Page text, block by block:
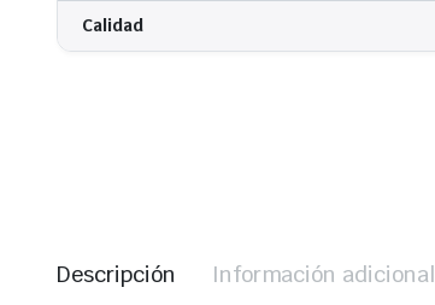
Calidad
Descripción Información adicional